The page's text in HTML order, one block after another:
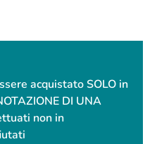
acquistato SOLO in
DI UNA
non in